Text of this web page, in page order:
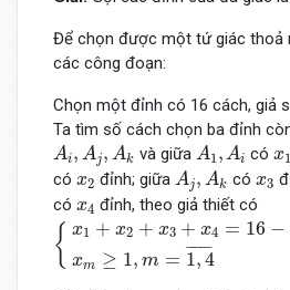
Để chọn được một tứ giác thoả
các công đoạn:
Chọn một đỉnh có 16 cách, giả
Ta tìm số cách chọn ba đỉnh
Ai, Aj, Ak
A j, và giữa A1, Ai
A1 Ai cóx1
x1
có x2
x2 đỉnh; giữa Aj, Ak
Aj k có x3
x3
có x4
x4 đỉnh, theo giả thiết có
{ x1 + x2 + x3 + x4 = 16 −
xm ≥ 1, m = ¯¯¯¯¯¯¯¯
1,4
{x 1+x2+x 3+x4 =16−4=12